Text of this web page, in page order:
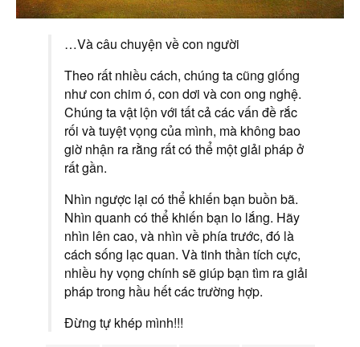
…Và câu chuyện về con người
Theo rất nhiều cách, chúng ta cũng giống
như con chim ó, con dơi và con ong nghệ.
Chúng ta vật lộn với tất cả các vấn đề rắc
rối và tuyệt vọng của mình, mà không bao
giờ nhận ra rằng rất có thể một giải pháp ở
rất gần.
Nhìn ngược lại có thể khiến bạn buồn bã.
Nhìn quanh có thể khiến bạn lo lắng. Hãy
nhìn lên cao, và nhìn về phía trước, đó là
cách sống lạc quan. Và tinh thần tích cực,
nhiều hy vọng chính sẽ giúp bạn tìm ra giải
pháp trong hầu hết các trường hợp.
Đừng tự khép mình!!!